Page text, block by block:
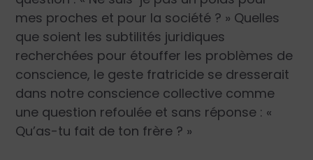
mes proches et pour la société ? » Quelles
que soient les subtilités juridiques
recherchées pour étouffer les problèmes de
conscience, le geste fratricide se dresserait
dans notre conscience collective comme
une question refoulée et sans réponse : «
Qu’as-tu fait de ton frère ? »